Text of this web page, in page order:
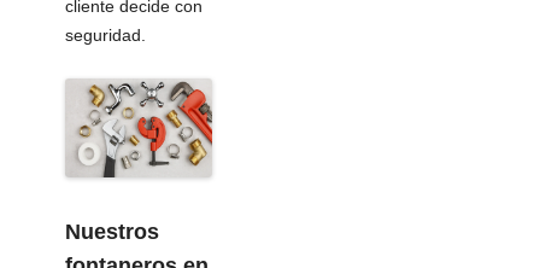
cliente decide con
seguridad.
Nuestros